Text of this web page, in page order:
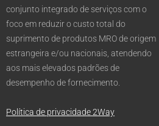
conjunto integrado de serviços com o
foco em reduzir o custo total do
suprimento de produtos MRO de origem
estrangeira e/ou nacionais, atendendo
aos mais elevados padrões de
desempenho de fornecimento.
Política de privacidade 2Way